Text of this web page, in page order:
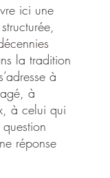
ici une
la tradition
à
à
à celui qui
réponse